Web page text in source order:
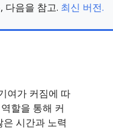
다음을 참고. 최신 버전.
여가 커짐에 따
할을 통해 커
시간과 노력